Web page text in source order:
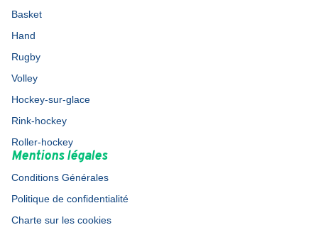
Basket
Hand
Rugby
Volley
Hockey-sur-glace
Rink-hockey
Roller-hockey
Mentions légales
Conditions Générales
Politique de confidentialité
Charte sur les cookies